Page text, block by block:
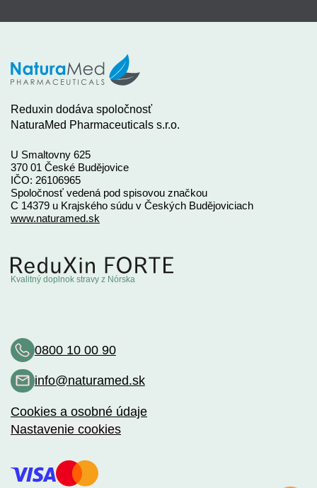
Reduxin dodáva spoločnosť
NaturaMed Pharmaceuticals s.r.o.
U Smaltovny 625
370 01 České Budějovice
IČO: 26106965
Spoločnosť vedená pod spisovou značkou
C 14379 u Krajského súdu v Českých Budějoviciach
www.naturamed.sk
Kvalitný doplnok stravy z Nórska
0800 10 00 90
info@naturamed.sk
Cookies a osobné údaje
Nastavenie cookies